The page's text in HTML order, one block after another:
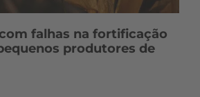
falhas na fortificação
produtores de